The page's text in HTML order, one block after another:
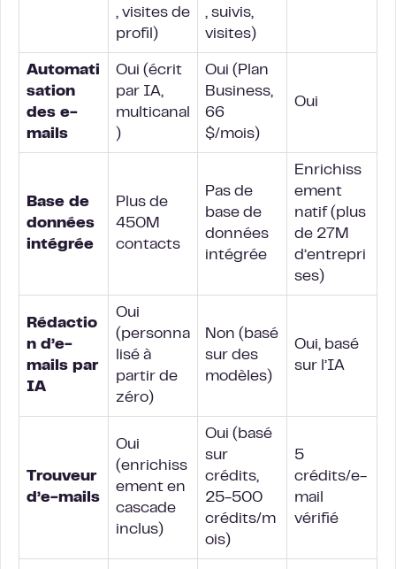
, visites de
profil)
, suivis,
visites)
Automati
sation
des e-
mails
Oui (écrit
par IA,
multicanal
)
Oui (Plan
Business,
66
$/mois)
Oui
Base de
données
intégrée
Plus de
450M
contacts
Pas de
base de
données
intégrée
Enrichiss
ement
natif (plus
de 27M
d’entrepri
ses)
Rédactio
n d’e-
mails par
IA
Oui
(personna
lisé à
partir de
zéro)
Non (basé
sur des
modèles)
Oui, basé
sur l’IA
Trouveur
d’e-mails
Oui
(enrichiss
ement en
cascade
inclus)
Oui (basé
sur
crédits,
25-500
crédits/m
ois)
5
crédits/e-
mail
vérifié